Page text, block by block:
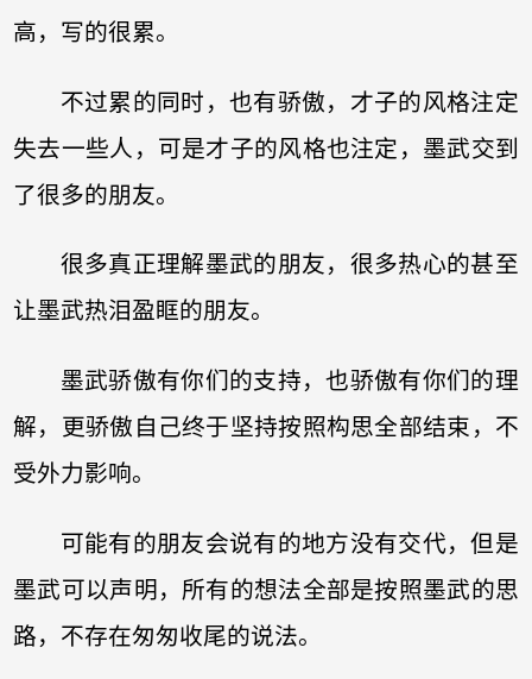
高，写的很累。
不过累的同时，也有骄傲，才子的风格注定
失去一些人，可是才子的风格也注定，墨武交到
了很多的朋友。
很多真正理解墨武的朋友，很多热心的甚至
让墨武热泪盈眶的朋友。
墨武骄傲有你们的支持，也骄傲有你们的理
解，更骄傲自己终于坚持按照构思全部结束，不
受外力影响。
可能有的朋友会说有的地方没有交代，但是
墨武可以声明，所有的想法全部是按照墨武的思
路，不存在匆匆收尾的说法。